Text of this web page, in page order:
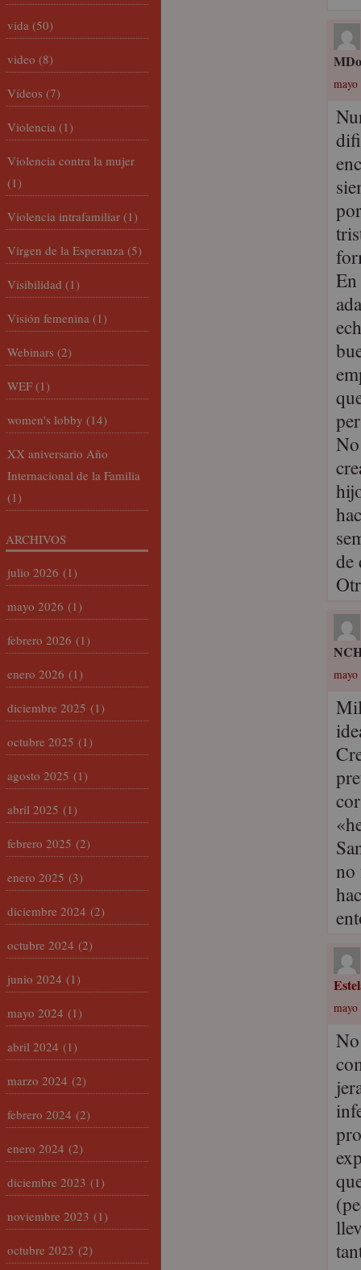
mayo
de
mayo
no
mayo
vida (50)
video (8)
Vídeos (7)
Violencia (1)
Violencia contra la mujer
(1)
Violencia intrafamiliar (1)
Virgen de la Esperanza (5)
Visibilidad (1)
Visión femenina (1)
Webinars (2)
WEF (1)
women's lobby (14)
XX aniversario Año
Internacional de la Familia
(1)
ARCHIVOS
julio 2026 (1)
mayo 2026 (1)
febrero 2026 (1)
enero 2026 (1)
diciembre 2025 (1)
octubre 2025 (1)
agosto 2025 (1)
abril 2025 (1)
febrero 2025 (2)
enero 2025 (3)
diciembre 2024 (2)
octubre 2024 (2)
junio 2024 (1)
mayo 2024 (1)
abril 2024 (1)
marzo 2024 (2)
febrero 2024 (2)
enero 2024 (2)
diciembre 2023 (1)
noviembre 2023 (1)
octubre 2023 (2)